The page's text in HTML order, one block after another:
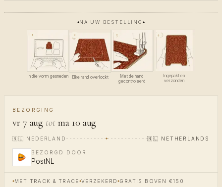
NA UW BESTELLING
1
In die vorm gesneden
2
Elke rand overlockt
3
Met de hand
gecontroleerd
4
Ingepakt en
verzonden
BEZORGING
vr 7 aug tot ma 10 aug
🇳🇱 NEDERLAND 🇳🇱 NETHERLANDS
BEZORGD DOOR
PostNL
MET TRACK & TRACE VERZEKERD GRATIS BOVEN €150